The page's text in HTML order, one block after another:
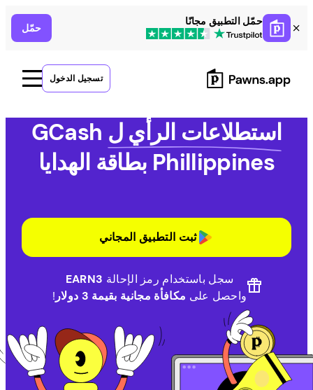
حمّل التطبيق مجانًا
حمّل
تسجيل الدخول
استطلاعات الرأي ل GCash
Phillippines بطاقة الهدايا
ثبت التطبيق المجاني
سجل باستخدام رمز الإحالةEARN3
واحصل على مكافأة مجانية بقيمة 3 دولار !